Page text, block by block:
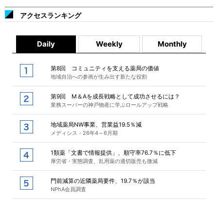
アクセスランキング
Daily Weekly Monthly
第8回 コミュニティを支える薬局の価値
地域自治への参画が生み出す新たな役割
第9回 M＆Aを成長戦略として成功させるには？
業務スーパーの神戸物産に学ぶロールアップ戦略
地域薬局NW事業、営業益19.5％減
メディシス・26年4～6月期
1類薬「文書で情報提供」、順守率76.7％に低下
厚労省・実態調査、乱用薬の適切販売も微減
門前減算の近隣薬局要件、19.7％が該当
NPhA会員調査